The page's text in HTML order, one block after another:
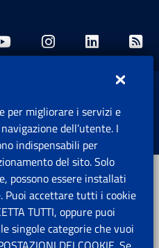
nuova finestra
una nuova finestra
Apre una nuova
Youtube: Apre una
Instagram:
Previdenza Sociale.
per migliorare i servizi e
dell’utente. I
indispensabili per
del sito. Solo
possono essere installati
Puoi accettare tutti i cookie
TUTTI, oppure puoi
singole categorie che vuoi